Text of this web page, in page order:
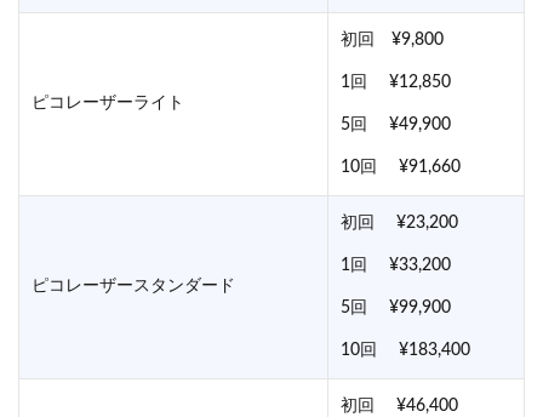
ピコレーザーライト
初回 ¥9,800
1回 ¥12,850
5回 ¥49,900
10回 ¥91,660
ピコレーザースタンダード
初回 ¥23,200
1回 ¥33,200
5回 ¥99,900
10回 ¥183,400
初回 ¥46,400